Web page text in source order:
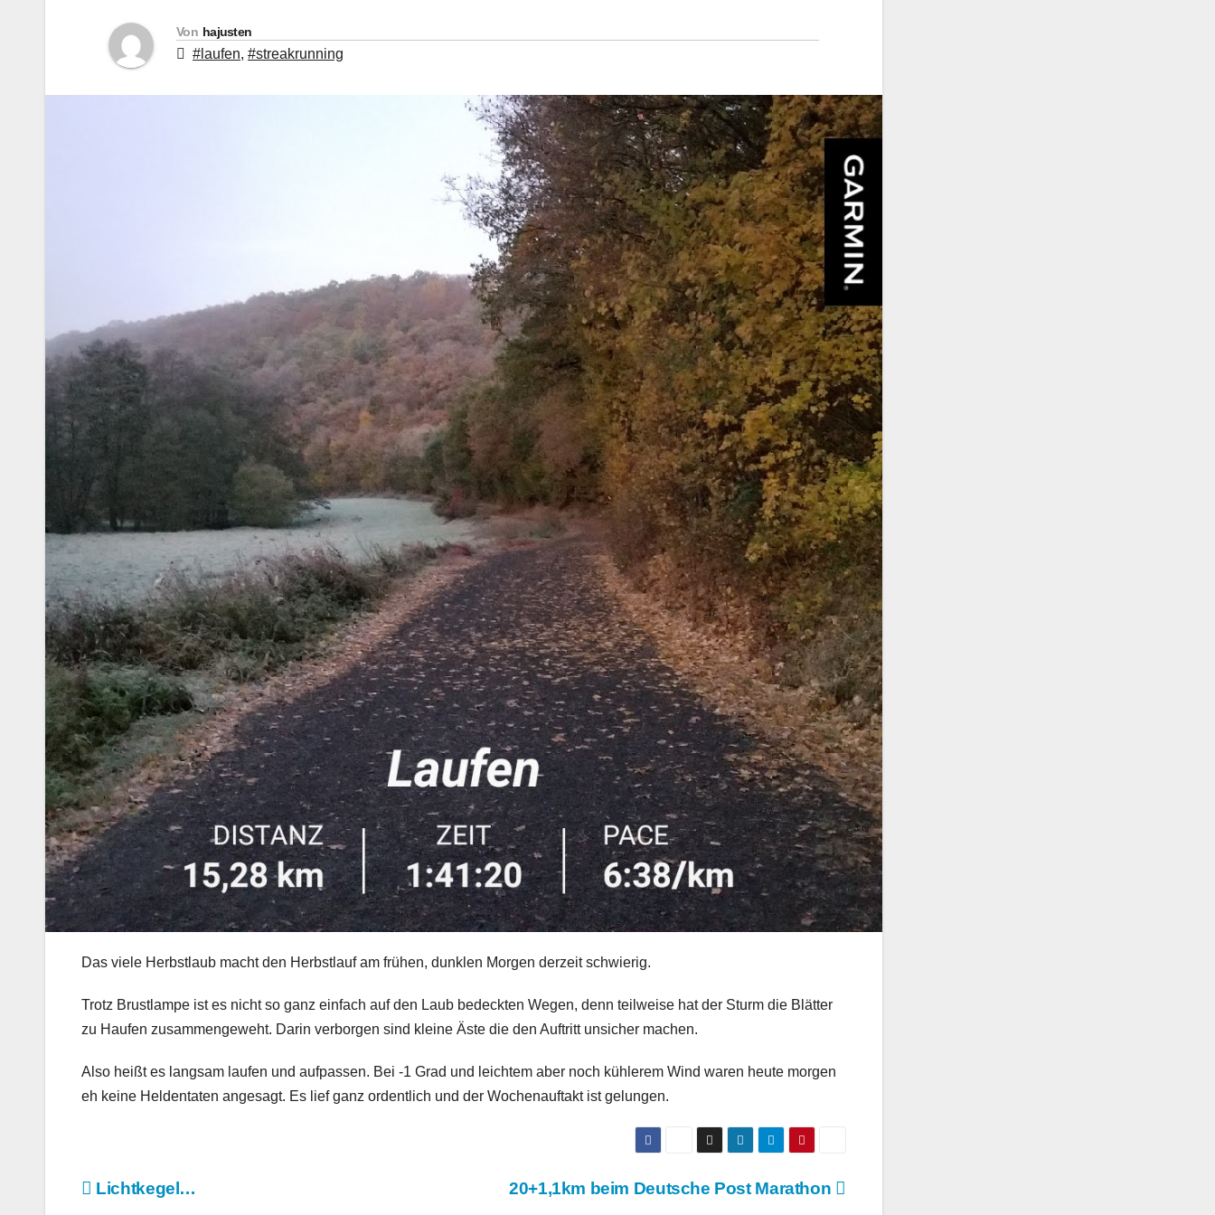
Von hajusten
#laufen, #streakrunning
Das viele Herbstlaub macht den Herbstlauf am frühen, dunklen Morgen derzeit schwierig.
Trotz Brustlampe ist es nicht so ganz einfach auf den Laub bedeckten Wegen, denn teilweise hat der Sturm die Blätter
zu Haufen zusammengeweht. Darin verborgen sind kleine Äste die den Auftritt unsicher machen.
Also heißt es langsam laufen und aufpassen. Bei -1 Grad und leichtem aber noch kühlerem Wind waren heute morgen
eh keine Heldentaten angesagt. Es lief ganz ordentlich und der Wochenauftakt ist gelungen.
Beitragsnavigation 20+1,1km beim Deutsche Post Marathon
Lichtkegel…